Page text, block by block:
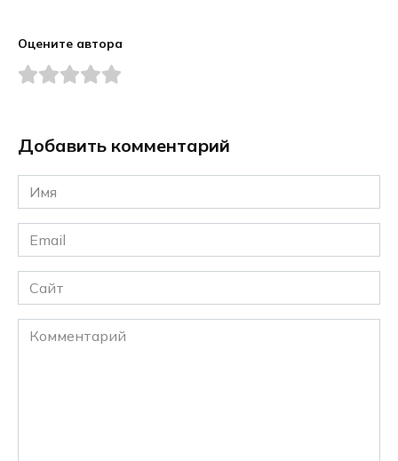
Оцените автора
Добавить комментарий
Имя
*
Email
*
Сайт
Комментарий